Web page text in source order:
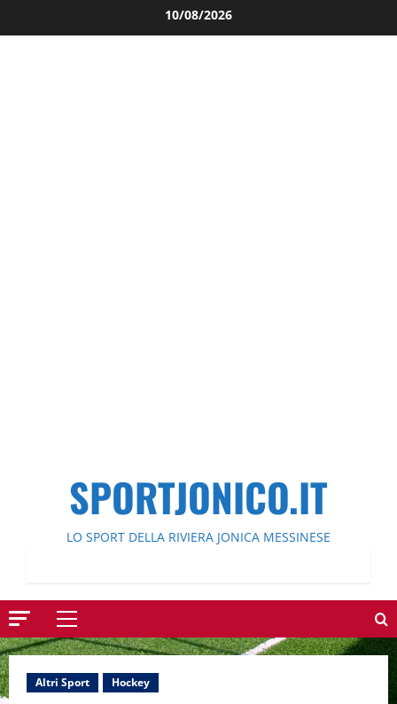
al
10/08/2026
SPORTJONICO.IT
LO SPORT DELLA RIVIERA JONICA MESSINESE
Menu
principale
Altri Sport Hockey